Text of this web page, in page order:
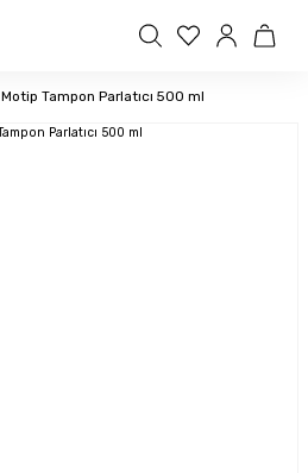
Motip Tampon Parlatıcı 500 ml